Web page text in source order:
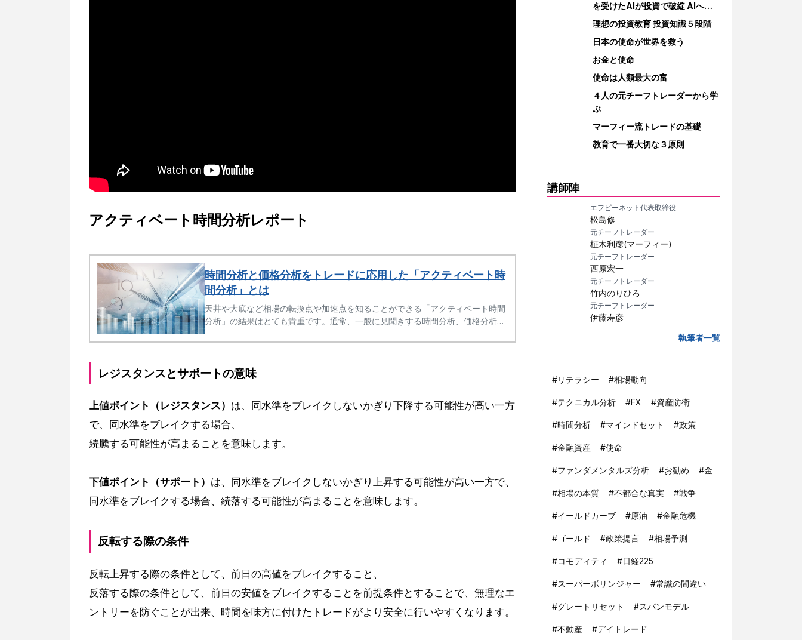
アクティベート時間分析レポート
時間分析と価格分析をトレードに応用した「アクティベート時
間分析」とは
天井や大底など相場の転換点や加速点を知ることができる「アクティベート時間
分析」の結果はとても貴重です。通常、一般に見聞きする時間分析、価格分析よ
レジスタンスとサポートの意味
上値ポイント（レジスタンス） は、同水準をブレイクしないかぎり下降する可能性が高い一方
で、同水準をブレイクする場合、
続騰する可能性が高まることを意味します。
下値ポイント（サポート） は、同水準をブレイクしないかぎり上昇する可能性が高い一方で、
同水準をブレイクする場合、続落する可能性が高まることを意味します。
反転する際の条件
反転上昇する際の条件として、前日の高値をブレイクすること、
反落する際の条件として、前日の安値をブレイクすることを前提条件とすることで、無理なエ
ントリーを防ぐことが出来、時間を味方に付けたトレードがより安全に行いやすくなります。
を受けたAIが投資で破綻 AIへの
教育
理想の投資教育 投資知識５段階
日本の使命が世界を救う
お金と使命
使命は人類最大の富
４人の元チーフトレーダーから学
ぶ
マーフィー流トレードの基礎
教育で一番大切な３原則
講師陣
エフピーネット代表取締役
松島修
元チーフトレーダー
柾木利彦(マーフィー)
元チーフトレーダー
西原宏一
元チーフトレーダー
竹内のりひろ
元チーフトレーダー
伊藤寿彦
執筆者一覧
#リテラシー #相場動向
#テクニカル分析 #FX #資産防衛
#時間分析 #マインドセット #政策
#金融資産 #使命
#ファンダメンタルズ分析 #お勧め #金
#相場の本質 #不都合な真実 #戦争
#イールドカーブ #原油 #金融危機
#ゴールド #政策提言 #相場予測
#コモディティ #日経225
#スーパーボリンジャー #常識の間違い
#グレートリセット #スパンモデル
#不動産 #デイトレード